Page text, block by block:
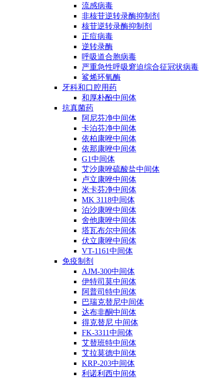
流感病毒
非核苷逆转录酶抑制剂
核苷逆转录酶抑制剂
正痘病毒
逆转录酶
呼吸道合胞病毒
严重急性呼吸窘迫综合征冠状病毒
鲨烯环氧酶
牙科和口腔用药
和厚朴酚中间体
抗真菌药
阿尼芬净中间体
卡泊芬净中间体
依柏康唑中间体
依那康唑中间体
G1中间体
艾沙康唑硫酸盐中间体
卢立康唑中间体
米卡芬净中间体
MK 3118中间体
泊沙康唑中间体
舍他康唑中间体
塔瓦布尔中间体
伏立康唑中间体
VT-1161中间体
免疫制剂
AJM-300中间体
伊特司莫中间体
阿普司特中间体
巴瑞克替尼中间体
达布非酮中间体
得克替尼 中间体
FK-3311中间体
艾替班特中间体
艾拉莫德中间体
KRP-203中间体
利诺利西中间体